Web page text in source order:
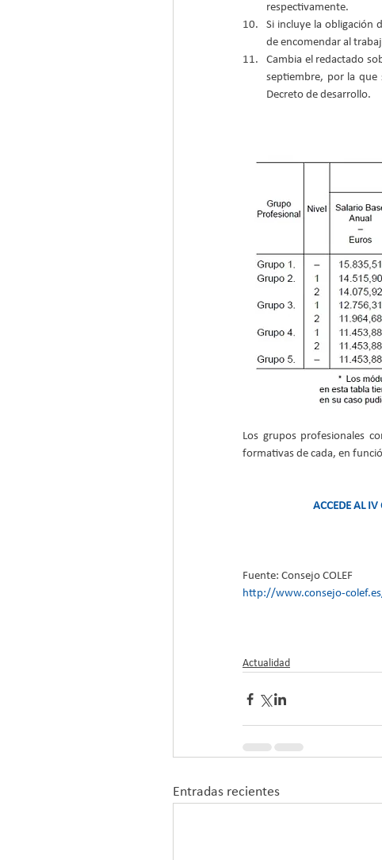
respectivamente.
Si incluye la obligación
de encomendar al
Cambia el redactado
septiembre, por la que
Decreto de desarrollo.
Los grupos profesionales
formativas de cada, en
ACCEDE AL IV
Fuente: Consejo COLEF
http://www.consejo-
Actualidad
Entradas recientes